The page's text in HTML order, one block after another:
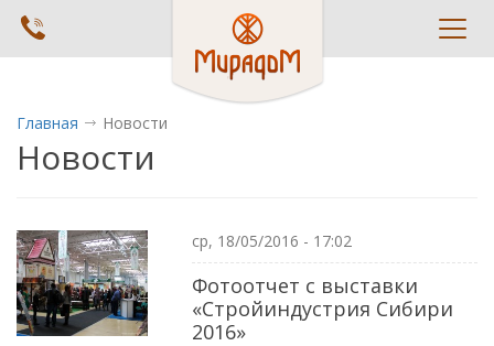
Главная Новости
Новости
ср, 18/05/2016 - 17:02
Фотоотчет с выставки
«Стройиндустрия Сибири
2016»